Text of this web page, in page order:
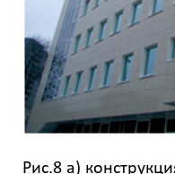
Рис.8 а)